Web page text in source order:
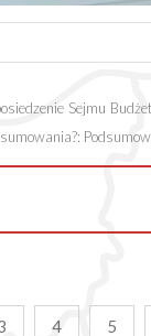
Sejmu
4 5